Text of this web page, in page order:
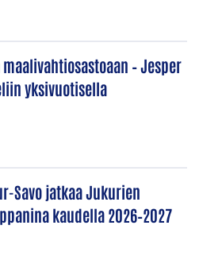
– Jesper
yksivuotisella
Savo jatkaa Jukurien
kaudella 2026–2027